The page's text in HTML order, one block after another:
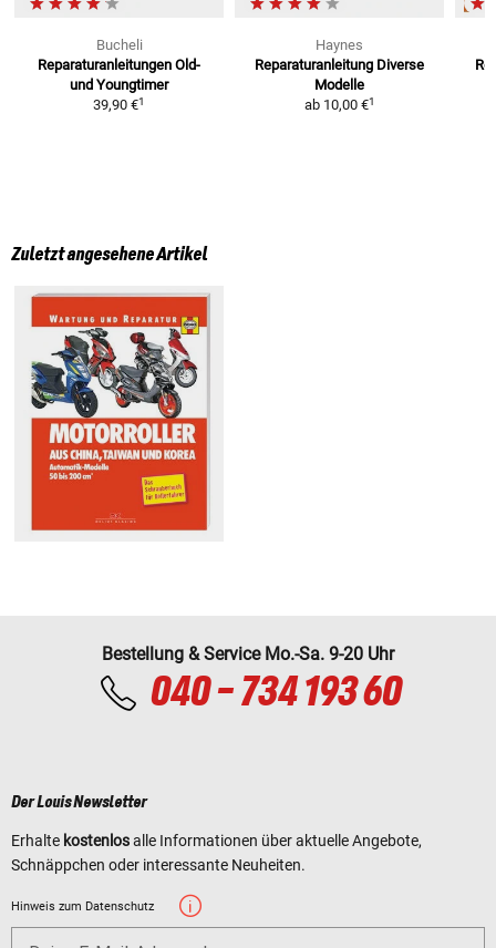
Bucheli
Reparaturanleitungen Old-
und Youngtimer
39,90 €1
Haynes
Reparaturanleitung Diverse
Modelle
ab 10,00 €1
Zuletzt angesehene Artikel
Bestellung & Service Mo.-Sa. 9-20 Uhr
040 - 734 193 60
Der Louis Newsletter
Erhalte kostenlosalle Informationen über aktuelle Angebote,
Schnäppchen oder interessante Neuheiten.
Hinweis zum Datenschutz